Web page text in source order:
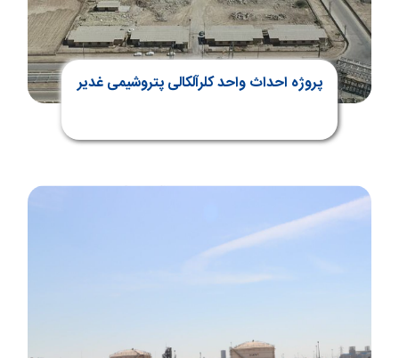
پروژه احداث واحد کلرآلکالی پتروشیمی غدیر